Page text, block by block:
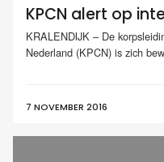
KPCN alert op
KRALENDIJK – De
Nederland (KPCN) is zich
7 NOVEMBER 2016